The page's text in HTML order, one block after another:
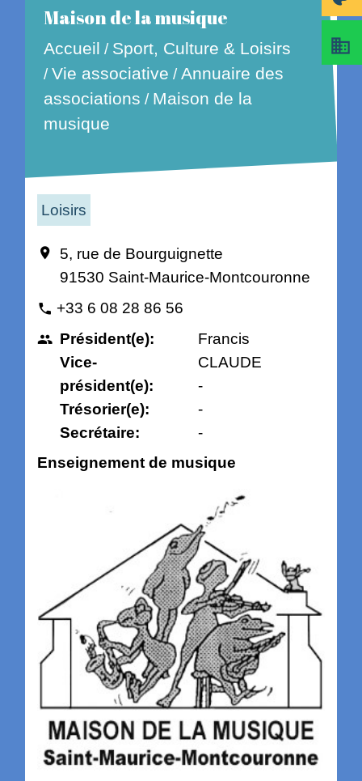
Maison de la musique
Accueil / Sport, Culture & Loisirs
/Vie associative /Annuaire des
associations / Maison de la
musique
Loisirs
location_on
5, rue de Bourguignette
91530 Saint-Maurice-Montcouronne
phone +33 6 08 28 86 56
people Président(e):
Vice-
président(e):
Trésorier(e):
Secrétaire:
Francis
CLAUDE
-
-
-
Enseignement de musique
business